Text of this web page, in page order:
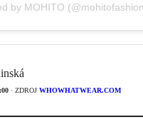
by MOHITO
· ZDROJ WHOWHATWEAR.COM